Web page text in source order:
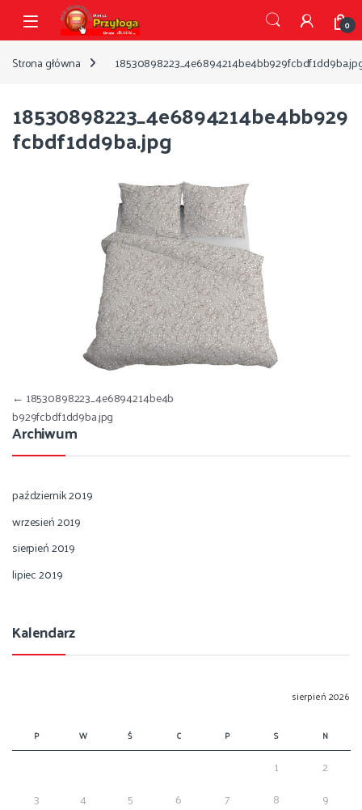
Przejdź do nawigacji
Przejdź do treści
Open 0
Strona główna
18530898223_4e6894214be4bb929
fcbdf1dd9ba.jpg
Nawigacja wpisu
← 18530898223_4e6894214be4b
b929fcbdf1dd9ba.jpg
Archiwum
październik 2019
wrzesień 2019
sierpień 2019
lipiec 2019
Kalendarz
sierpień 2026
P W Ś C P S N
1
2
3
4 5 6 7 8
9